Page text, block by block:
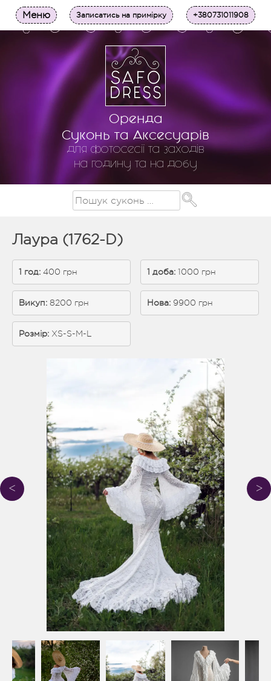
Оренда
Суконь та Аксесуарів
для фотосесії та заходів
на годину та на добу
Меню Записатись на примірку +380731011908
Лаура (1762-D)
1 год: 400 грн 1 доба: 1000 грн
Викуп: 8200 грн Нова: 9900 грн
Розмір: XS-S-M-L